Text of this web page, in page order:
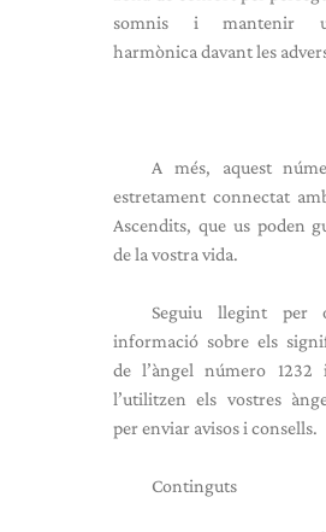
somnis i mantenir
harmònica davant les
A més, aquest
estretament connectat
Ascendits, que us poden
de la vostra vida.
Seguiu llegint per
informació sobre els
de l’àngel número 1232
l’utilitzen els vostres
per enviar avisos i consells.
Continguts